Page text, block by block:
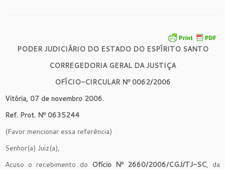
PODER JUDICIÁRIO DO ESTADO DO ESPÍRITO SANTO
CORREGEDORIA GERAL DA JUSTIÇA
OFÍCIO-CIRCULAR Nº 0062/2006
Vitória, 07 de novembro 2006.
Ref. Prot. Nº 0635244
(Favor mencionar essa referência)
Senhor(a) Juiz(a),
Acuso o recebimento do Ofício Nº 2660/2006/CGJ/TJ-SC, da